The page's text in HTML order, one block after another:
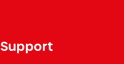
Support